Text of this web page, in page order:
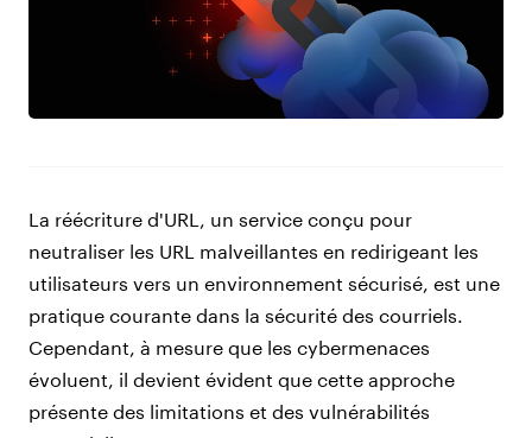
La réécriture d'URL, un service conçu pour
neutraliser les URL malveillantes en redirigeant les
utilisateurs vers un environnement sécurisé, est une
pratique courante dans la sécurité des courriels.
Cependant, à mesure que les cybermenaces
évoluent, il devient évident que cette approche
présente des limitations et des vulnérabilités